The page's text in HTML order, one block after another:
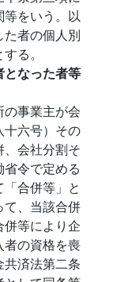
をいう。以
者の個人別
る。
となった者等
事業主が会
十六号）その
会社分割そ
令で定める
合併等」と
て、当該合併
等により企
者の資格を喪
済法第二条